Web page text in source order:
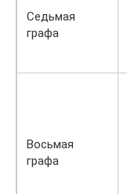
Седьмая
графа
Восьмая
графа